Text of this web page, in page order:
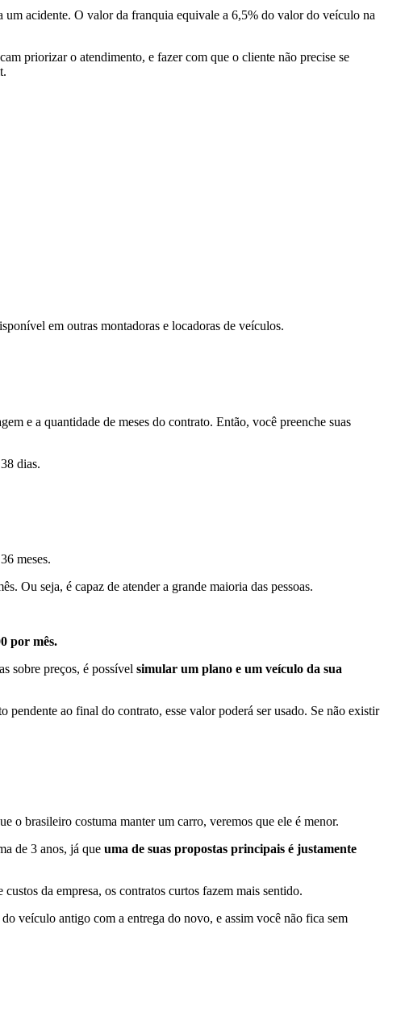
um acidente. O valor da franquia equivale a 6,5% do valor do veículo na
priorizar o atendimento, e fazer com que o cliente não precise se
em outras montadoras e locadoras de veículos.
e a quantidade de meses do contrato. Então, você preenche suas
dias.
meses.
Ou seja, é capaz de atender a grande maioria das pessoas.
por mês.
sobre preços, é possível simular um plano e um veículo da sua
ao final do contrato, esse valor poderá ser usado. Se não existir
o brasileiro costuma manter um carro, veremos que ele é menor.
de 3 anos, já que uma de suas propostas principais é justamente
da empresa, os contratos curtos fazem mais sentido.
veículo antigo com a entrega do novo, e assim você não fica sem